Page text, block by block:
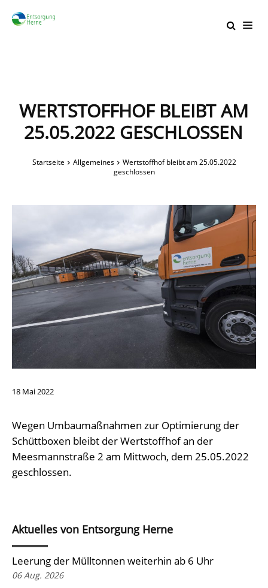
WERTSTOFFHOF BLEIBT AM
25.05.2022 GESCHLOSSEN
Startseite Allgemeines
Wertstoffhof bleibt am 25.05.2022
geschlossen
18 Mai 2022
Wegen Umbaumaßnahmen zur Optimierung der
Schüttboxen bleibt der Wertstoffhof an der
Meesmannstraße 2 am Mittwoch, dem 25.05.2022
geschlossen.
Aktuelles von Entsorgung Herne
Leerung der Mülltonnen weiterhin ab 6 Uhr
06 Aug. 2026